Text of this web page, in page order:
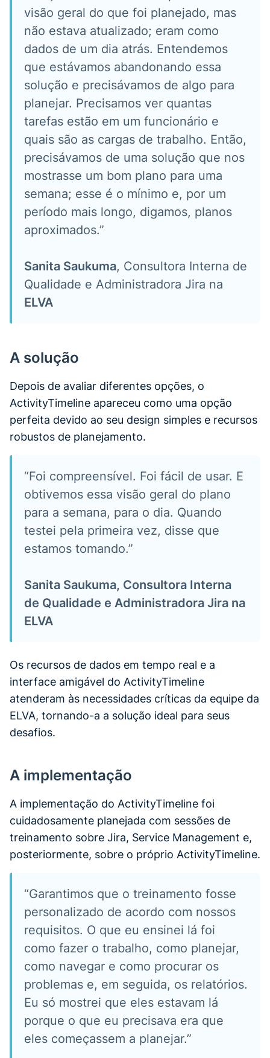
visão geral do que foi planejado, mas
não estava atualizado; eram como
dados de um dia atrás. Entendemos
que estávamos abandonando essa
solução e precisávamos de algo para
planejar. Precisamos ver quantas
tarefas estão em um funcionário e
quais são as cargas de trabalho. Então,
precisávamos de uma solução que nos
mostrasse um bom plano para uma
semana; esse é o mínimo e, por um
período mais longo, digamos, planos
aproximados.”
Sanita Saukuma, Consultora Interna de
Qualidade e Administradora Jira na
ELVA
A solução
Depois de avaliar diferentes opções, o
ActivityTimeline apareceu como uma opção
perfeita devido ao seu design simples e recursos
robustos de planejamento.
“Foi compreensível. Foi fácil de usar. E
obtivemos essa visão geral do plano
para a semana, para o dia. Quando
testei pela primeira vez, disse que
estamos tomando.”
Sanita Saukuma, Consultora Interna
de Qualidade e Administradora Jira na
ELVA
Os recursos de dados em tempo real e a
interface amigável do ActivityTimeline
atenderam às necessidades críticas da equipe da
ELVA, tornando-a a solução ideal para seus
desafios.
A implementação
A implementação do ActivityTimeline foi
cuidadosamente planejada com sessões de
treinamento sobre Jira, Service Management e,
posteriormente, sobre o próprio ActivityTimeline.
“Garantimos que o treinamento fosse
personalizado de acordo com nossos
requisitos. O que eu ensinei lá foi
como fazer o trabalho, como planejar,
como navegar e como procurar os
problemas e, em seguida, os relatórios.
Eu só mostrei que eles estavam lá
porque o que eu precisava era que
eles começassem a planejar.”